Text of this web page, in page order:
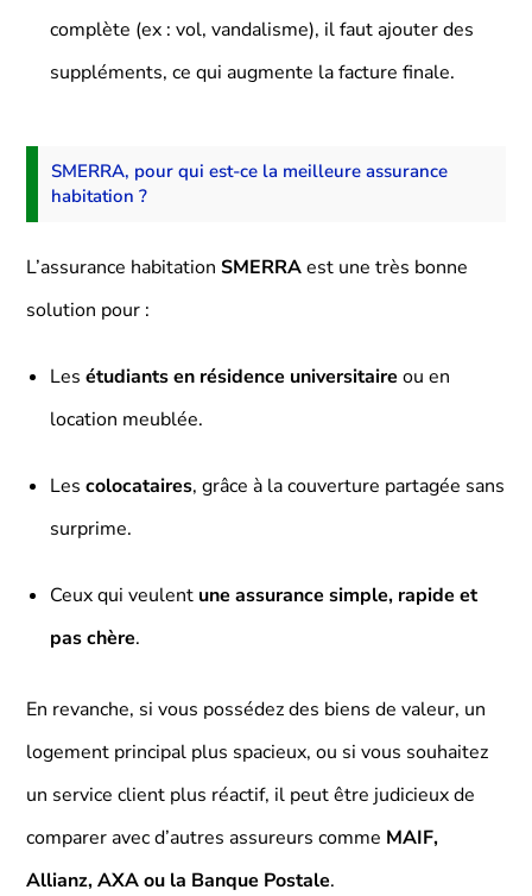
complète (ex : vol, vandalisme), il faut ajouter des
suppléments, ce qui augmente la facture finale.
SMERRA, pour qui est-ce la meilleure assurance
habitation ?
L’assurance habitationSMERRAest une très bonne
solution pour :
Lesétudiants en résidence universitaire ou en
location meublée.
Lescolocataires, grâce à la couverture partagée sans
surprime.
Ceux qui veulent une assurance simple, rapide et
pas chère.
En revanche, si vous possédez des biens de valeur, un
logement principal plus spacieux, ou si vous souhaitez
un service client plus réactif, il peut être judicieux de
comparer avec d’autres assureurs comme MAIF,
Allianz, AXA ou la Banque Postale.